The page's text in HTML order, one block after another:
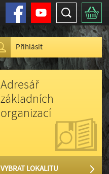
Hledat
Youtube
Facebook
Přihlásit
Adresář
základních
organizací
VYBRAT LOKALITU